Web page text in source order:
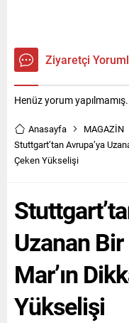
Ziyaretçi
Henüz yorum yapılmamış.
Anasayfa
MAGAZİN
Stuttgart’tan Avrupa’ya
Çeken Yükselişi
Uzanan
Mar’ın
Yükselişi